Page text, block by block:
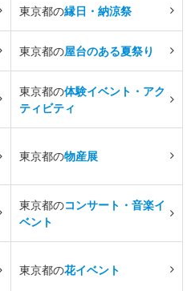
東京都の縁日・納涼祭
東京都の屋台のある夏祭り
東京都の体験イベント・アク
ティビティ
東京都の物産展
東京都のコンサート・音楽イ
ベント
東京都の花イベント